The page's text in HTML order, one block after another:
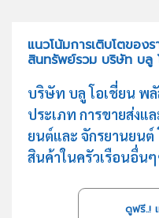
แนวโน้มการเติบโตของ
สินทรัพย์รวม บริษัท บลู
บริษัท บลู โอเชี่ยน พ
ประเภท การขายส่งแ
ยนต์และ จักรยานยนต์
สินค้าในครัวเรือนอื่น
ดูฟรี..!